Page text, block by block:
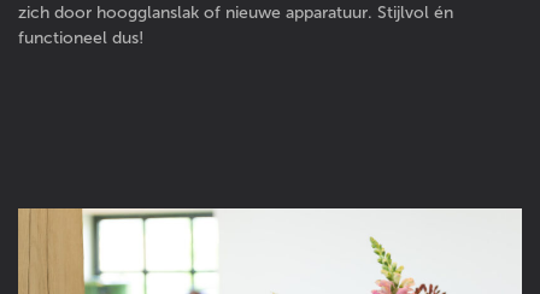
zich door hoogglanslak of nieuwe apparatuur. Stijlvol én
functioneel dus!